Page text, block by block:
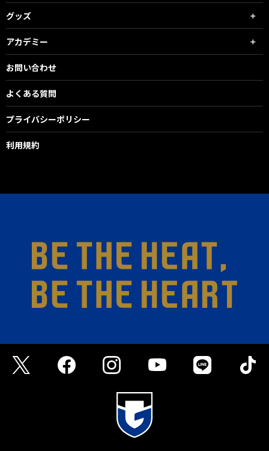
グッズ
アカデミー
お問い合わせ
よくある質問
プライバシーポリシー
利用規約